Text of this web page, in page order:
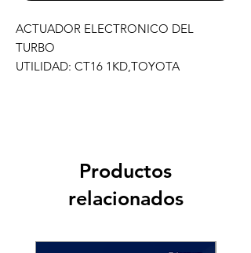
ACTUADOR ELECTRONICO DEL
TURBO
UTILIDAD: CT16 1KD,TOYOTA
Productos
relacionados